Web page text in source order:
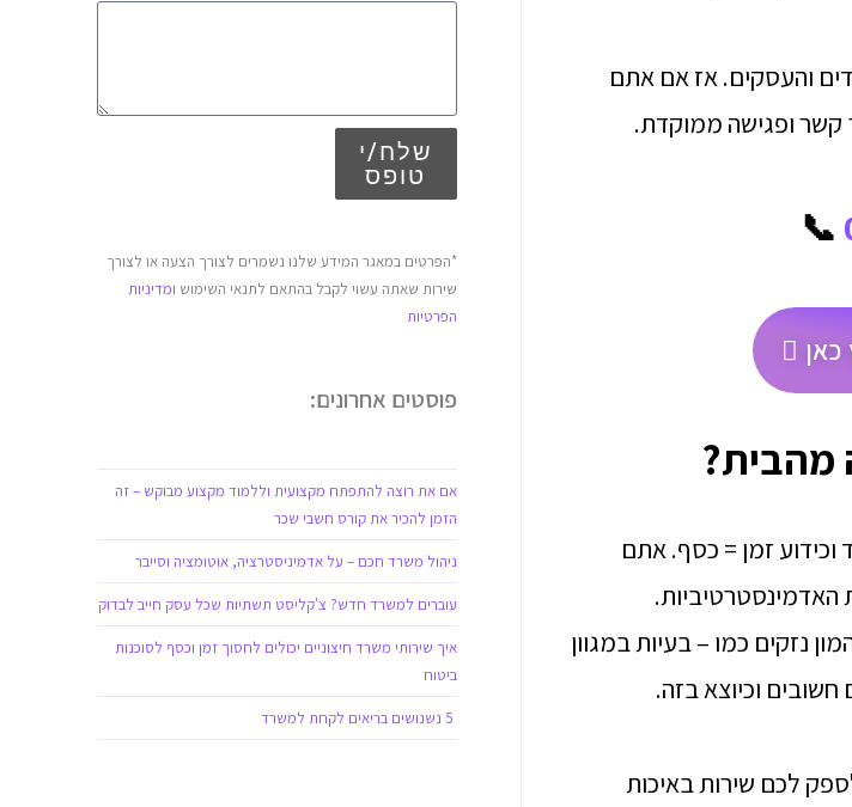
והעסקים. אז אם אתם
קשר ופגישה ממוקדת.
📞
מהבית?
זמן = כסף. אתם
נזקים כמו – בעיות במגוון
וכיוצא בזה.
לכם שירות באיכות
שלח/י
טופס
*הפרטים במאגר המידע שלנו נשמרים לצורך הצעה או לצורך
שירות שאתה עשוי לקבל בהתאם לתנאי השימוש ומדיניות
הפרטיות
פוסטים אחרונים:
אם את רוצה להתפתח מקצועית וללמוד מקצוע מבוקש – זה
הזמן להכיר את קורס חשבי שכר
ניהול משרד חכם – על אדמיניסטרציה, אוטומציה וסייבר
עוברים למשרד חדש? צ'קליסט תשתיות שכל עסק חייב לבדוק
איך שירותי משרד חיצוניים יכולים לחסוך זמן וכסף לסוכנות
ביטוח